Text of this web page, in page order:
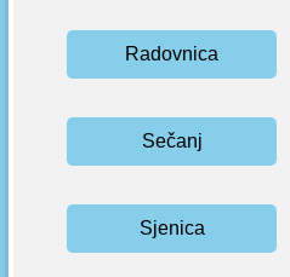
Radovnica
Sečanj
Sjenica